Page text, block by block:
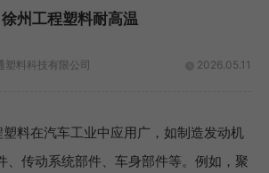
徐州工程塑料耐高温
2026.05.11
塑料科技有限公司
料在汽车工业中应用广，如制造发动机
、传动系统部件、车身部件等。例如，聚